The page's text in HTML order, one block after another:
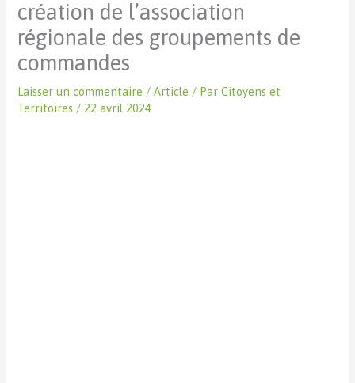
création de l’association
régionale des groupements de
commandes
Laisser un commentaire /Article / ParCitoyens et
Territoires / 22 avril 2024